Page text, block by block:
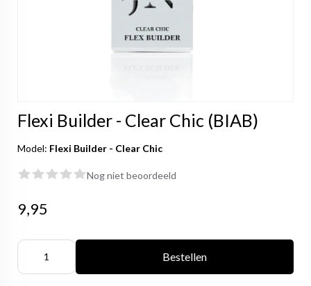
Flexi Builder - Clear Chic (BIAB)
Model: Flexi Builder - Clear Chic
Nog niet beoordeeld
9,95
Bestellen